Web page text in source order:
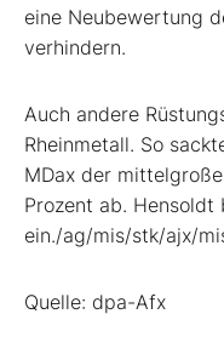
eine Neubewertung
verhindern.
Auch andere
Rheinmetall. So
MDax der
Prozent ab. Hensoldt
ein./ag/mis/stk/ajx/
Quelle: dpa-Afx